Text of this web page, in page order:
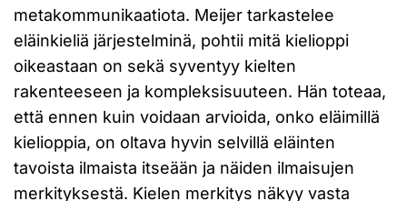
metakommunikaatiota. Meijer tarkastelee
eläinkieliä järjestelminä, pohtii mitä kielioppi
oikeastaan on sekä syventyy kielten
rakenteeseen ja kompleksisuuteen. Hän toteaa,
että ennen kuin voidaan arvioida, onko eläimillä
kielioppia, on oltava hyvin selvillä eläinten
tavoista ilmaista itseään ja näiden ilmaisujen
merkityksestä. Kielen merkitys näkyy vasta